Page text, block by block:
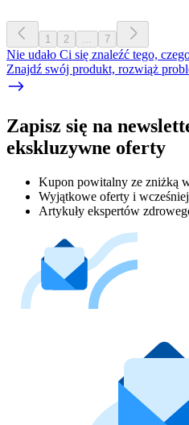
1 2 ... 7
Nie udało Ci się znaleźć tego,
Znajdź swój produkt, rozwiąż
Zapisz się na
ekskluzywne oferty
Kupon powitalny ze zniżką
Wyjątkowe oferty i
Artykuły ekspertów